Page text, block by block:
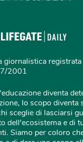
giornalistica
2001
diventa
lo scopo diventa
sceglie di lasciarsi
dell'ecosistema e di
Siamo per coloro